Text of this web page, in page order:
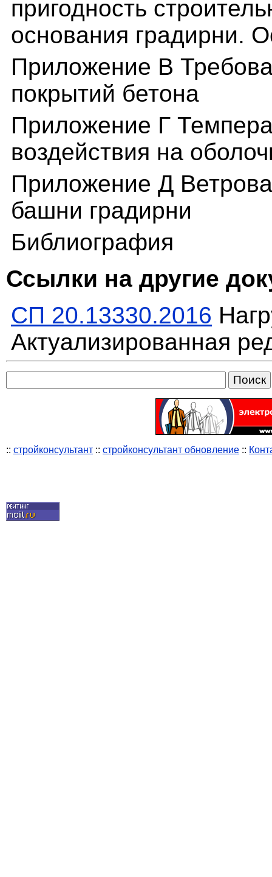
пригодность
основания градирни.
Приложение В
покрытий бетона
Приложение Г
воздействия на
Приложение Д
башни градирни
Библиография
Ссылки на другие
СП 20.13330.2016
Актуализированная
:: стройконсультант :: стройконсультант обновление ::